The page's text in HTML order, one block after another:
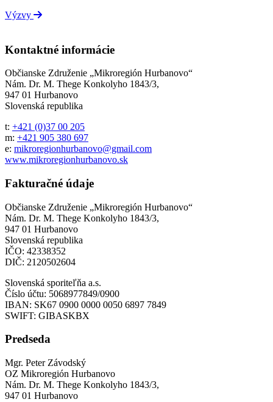
Výzvy
Kontaktné informácie
Občianske Združenie „Mikroregión Hurbanovo“
Nám. Dr. M. Thege Konkolyho 1843/3,
947 01 Hurbanovo
Slovenská republika
t: +421 (0)37 00 205
m: +421 905 380 697
e: mikroregionhurbanovo@gmail.com
www.mikroregionhurbanovo.sk
Fakturačné údaje
Občianske Združenie „Mikroregión Hurbanovo“
Nám. Dr. M. Thege Konkolyho 1843/3,
947 01 Hurbanovo
Slovenská republika
IČO: 42338352
DIČ: 2120502604
Slovenská sporiteľňa a.s.
Číslo účtu: 5068977849/0900
IBAN: SK67 0900 0000 0050 6897 7849
SWIFT: GIBASKBX
Predseda
Mgr. Peter Závodský
OZ Mikroregión Hurbanovo
Nám. Dr. M. Thege Konkolyho 1843/3,
947 01 Hurbanovo